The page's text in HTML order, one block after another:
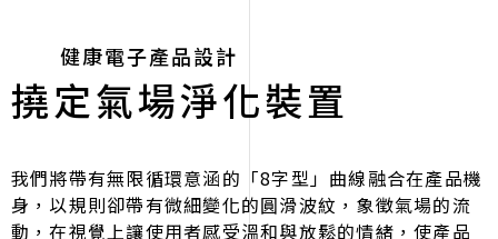
健康電子產品設計
撓定氣場淨化裝置
我們將帶有無限循環意涵的「8字型」曲線融合在產品機
身，以規則卻帶有微細變化的圓滑波紋，象徵氣場的流
動，在視覺上讓使用者感受溫和與放鬆的情緒，使產品